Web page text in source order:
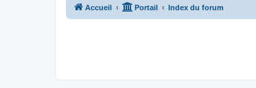
Accueil Portail Index du forum